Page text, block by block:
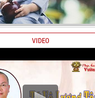
VIDEO